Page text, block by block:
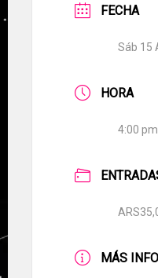
FECHA
Sáb 15
HORA
4:00 pm
MÁS